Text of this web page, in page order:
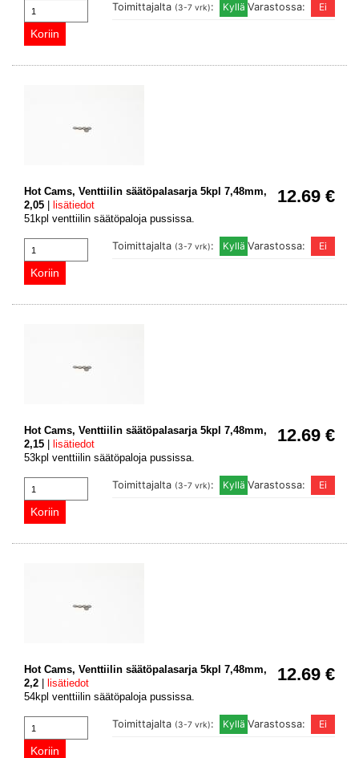
Varastossa:
Toimittajalta (3-7 vrk):
12.69 €
Hot Cams, Venttiilin säätöpalasarja 5kpl 7,48mm,
2,05
lisätiedot
51kpl venttiilin säätöpaloja pussissa.
Varastossa:
Toimittajalta (3-7 vrk):
12.69 €
Hot Cams, Venttiilin säätöpalasarja 5kpl 7,48mm,
2,15
lisätiedot
53kpl venttiilin säätöpaloja pussissa.
Varastossa:
Toimittajalta (3-7 vrk):
12.69 €
Hot Cams, Venttiilin säätöpalasarja 5kpl 7,48mm,
2,2
lisätiedot
54kpl venttiilin säätöpaloja pussissa.
Varastossa:
Toimittajalta (3-7 vrk):